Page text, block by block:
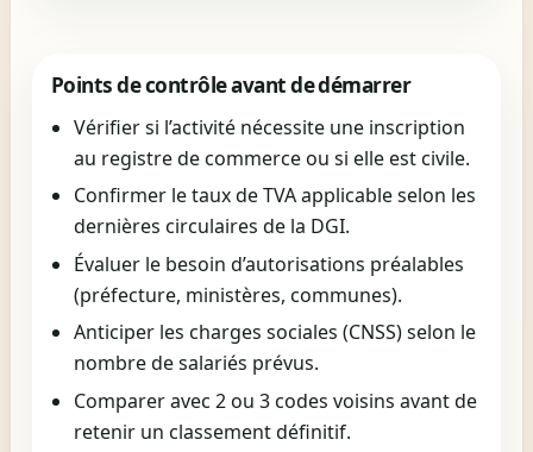
Points de contrôle avant de démarrer
Vérifier si l’activité nécessite une inscription
au registre de commerce ou si elle est civile.
Confirmer le taux de TVA applicable selon les
dernières circulaires de la DGI.
Évaluer le besoin d’autorisations préalables
(préfecture, ministères, communes).
Anticiper les charges sociales (CNSS) selon le
nombre de salariés prévus.
Comparer avec 2 ou 3 codes voisins avant de
retenir un classement définitif.